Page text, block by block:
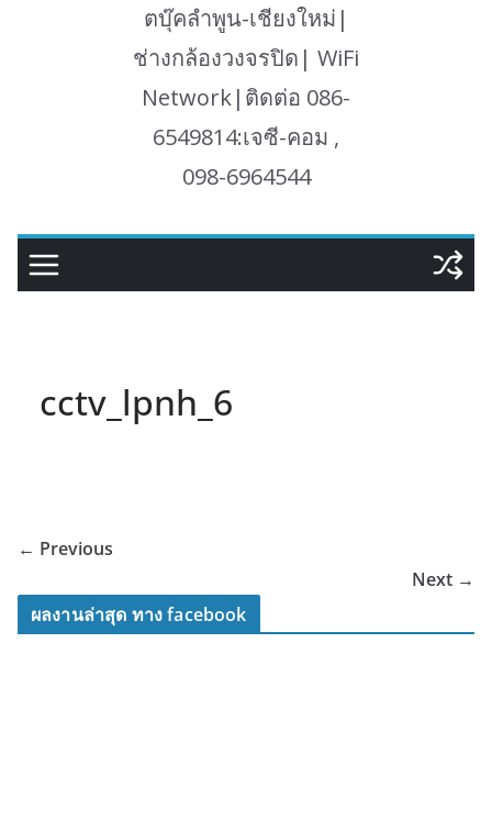
ตบุ๊คลำพูน-เชียงใหม่|
ช่างกล้องวงจรปิด| WiFi
Network|ติดต่อ 086-
6549814:เจซี-คอม ,
098-6964544
cctv_lpnh_6
← Previous
Next →
ผลงานล่าสุด ทาง facebook